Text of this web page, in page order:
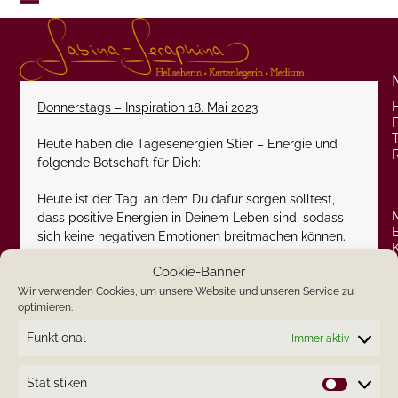
Cookie-Banner
Wir verwenden Cookies, um unsere Website und unseren Service zu
optimieren.
Funktional Immer aktiv
Statistiken
Skip
Open
mobile
menu
Close
mobile
menu
Donnerstags – Inspiration 18. Mai 2023
Heute haben die Tagesenergien Stier – Energie und
folgende Botschaft für Dich:
Heute ist der Tag, an dem Du dafür sorgen solltest,
dass positive Energien in Deinem Leben sind, sodass
sich keine negativen Emotionen breitmachen können.
Solche Tage regelmäßig wiederholt, werden schon
bald Deinen Geist positiv verändern.